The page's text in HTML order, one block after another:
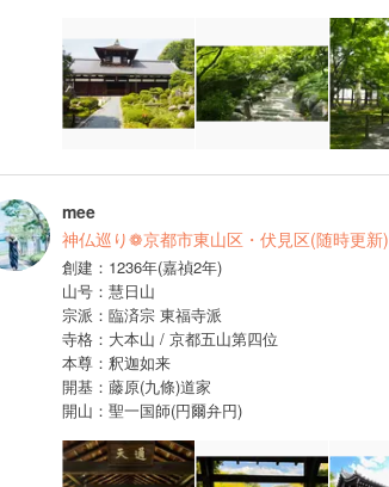
mee
神仏巡り❁京都市東山区・伏見区(随時更新)
創建：1236年(嘉禎2年)
山号：慧日山
宗派：臨済宗 東福寺派
寺格：大本山 / 京都五山第四位
本尊：釈迦如来
開基：藤原(九條)道家
開山：聖一国師(円爾弁円)